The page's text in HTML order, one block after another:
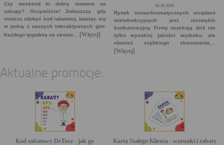
Czy weekend to dobry moment na
zakupy? Oczywiście! Zwłaszcza gdy
możesz zdobyć kod rabatowy, bawiąc się
w jedną z naszych interaktywnych gier.
Każdego tygodnia na stronie... [Więcej]
06-08-2026
Rynek monochromatycznych urządzeń
wielofunkcyjnych jest niezwykle
konkurencyjny. Firmy oczekują dziś nie
tylko wysokiej jakości wydruku, ale
również szybkiego skanowania,...
[Więcej]
Aktualne promocje:
Kod rabatowy DrTusz - jak go
Karta Stałego Klienta - warunki i rabaty